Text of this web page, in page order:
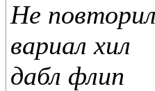
Не
вариал хил
дабл флип